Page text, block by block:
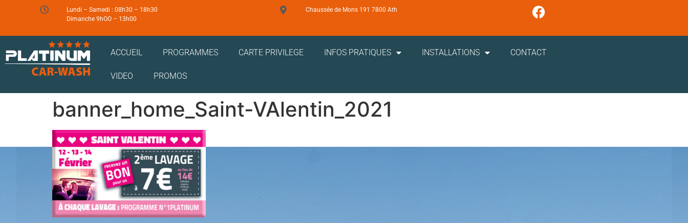
Lundi – Samedi : 08h30 – 18h30
Dimanche 9hOO – 13h00
Chaussée de Mons 191 7800 Ath
ACCUEIL PROGRAMMES CARTE PRIVILEGE INFOS PRATIQUES INSTALLATIONS CONTACT
VIDEO PROMOS
banner_home_Saint-VAlentin_2021